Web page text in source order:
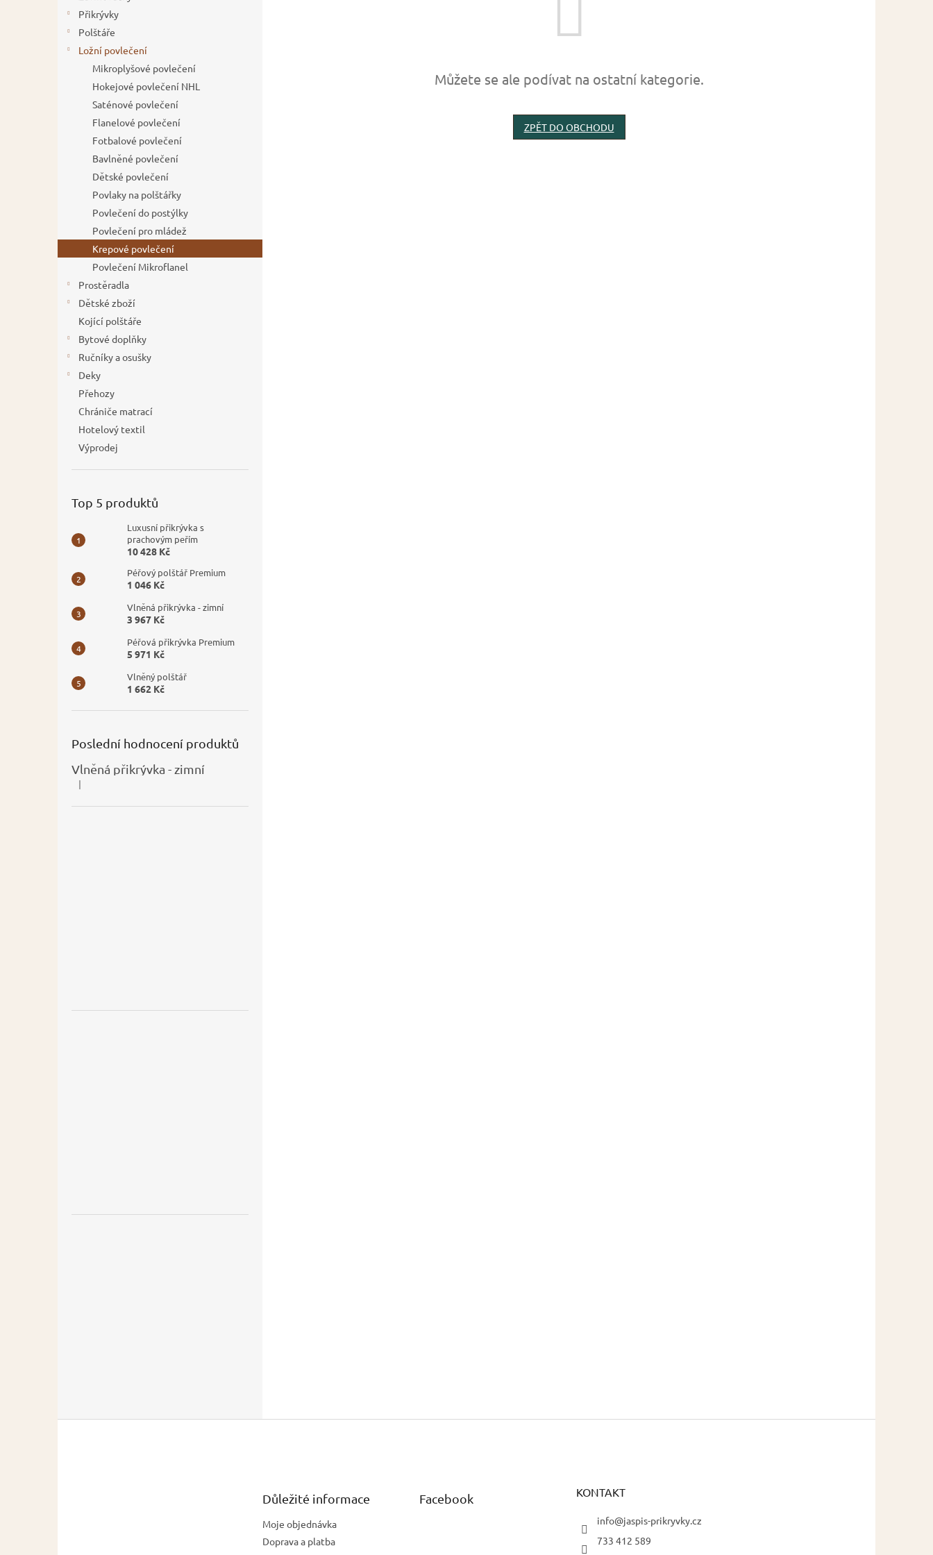
Přikrývky
Polštáře
Ložní povlečení
Mikroplyšové povlečení
Hokejové povlečení NHL
Saténové povlečení
Flanelové povlečení
Fotbalové povlečení
Bavlněné povlečení
Dětské povlečení
Povlaky na polštářky
Povlečení do postýlky
Povlečení pro mládež
Krepové povlečení
Povlečení Mikroflanel
Prostěradla
Dětské zboží
Kojící polštáře
Bytové doplňky
Ručníky a osušky
Deky
Přehozy
Chrániče matrací
Hotelový textil
Výprodej
Top 5 produktů
Luxusní přikrývka s
prachovým peřím
10 428 Kč
Péřový polštář Premium
1 046 Kč
Vlněná přikrývka - zimní
3 967 Kč
Péřová přikrývka Premium
5 971 Kč
Vlněný polštář
1 662 Kč
Poslední hodnocení produktů
Vlněná přikrývka - zimní
Hodnocení produktu je 5 z 5 hvězdiček.
|
Můžete se ale podívat na ostatní kategorie.
ZPĚT DO OBCHODU
Důležité informace
Moje objednávka
Doprava a platba
Facebook KONTAKT
info@jaspis-prikryvky.cz
733 412 589